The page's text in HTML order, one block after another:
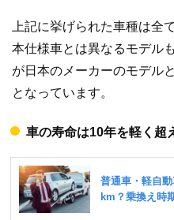
上記に挙げられた車種は全
本仕様車とは異なるモデル
が日本のメーカーのモデル
となっています。
車の寿命は10年を軽く超